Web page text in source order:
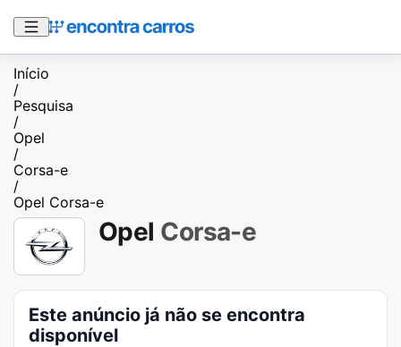
Início
/
Pesquisa
/
Opel
/
Corsa-e
/
Opel Corsa-e
Opel Corsa-e
Este anúncio já não se encontra
disponível